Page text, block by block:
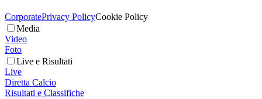
CorporatePrivacy PolicyCookie Policy
Media
Video
Foto
Live e Risultati
Live
Diretta Calcio
Risultati e Classifiche